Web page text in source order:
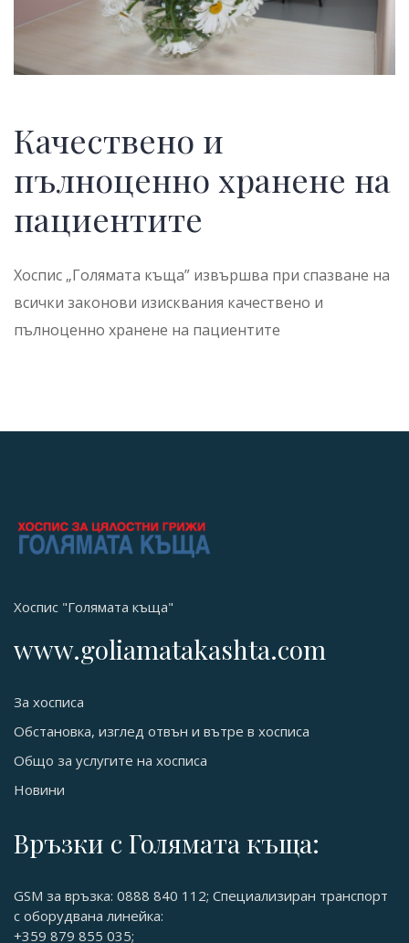
Качествено и
пълноценно хранене на
пациентите
Хоспис „Голямата къща” извършва при спазване на
всички законови изисквания качествено и
пълноценно хранене на пациентите
Хоспис "Голямата къща"
www.goliamatakashta.com
За хосписа
Обстановка, изглед отвън и вътре в хосписа
Общо за услугите на хосписа
Новини
Връзки с Голямата къща:
GSM за връзка: 0888 840 112; Специализиран транспорт
с оборудвана линейка:
+359 879 855 035;